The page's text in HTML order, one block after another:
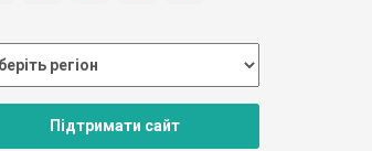
Підтримати сайт